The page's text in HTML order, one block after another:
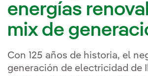
energías
mix de
Con 125 años de historia, el
generación de electricidad de